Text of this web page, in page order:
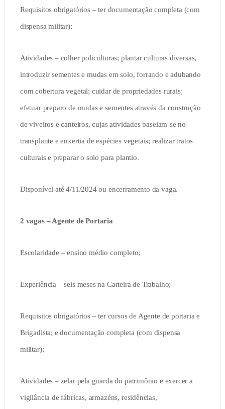
Requisitos obrigatórios – ter documentação completa (com
dispensa militar);
Atividades – colher policulturas; plantar culturas diversas,
introduzir sementes e mudas em solo, forrando e adubando
com cobertura vegetal; cuidar de propriedades rurais;
efetuar preparo de mudas e sementes através da construção
de viveiros e canteiros, cujas atividades baseiam-se no
transplante e enxertia de espécies vegetais; realizar tratos
culturais e preparar o solo para plantio.
Disponível até 4/11/2024 ou encerramento da vaga.
2 vagas – Agente de Portaria
Escolaridade – ensino médio completo;
Experiência – seis meses na Carteira de Trabalho;
Requisitos obrigatórios – ter cursos de Agente de portaria e
Brigadista; e documentação completa (com dispensa
militar);
Atividades – zelar pela guarda do patrimônio e exercer a
vigilância de fábricas, armazéns, residências,